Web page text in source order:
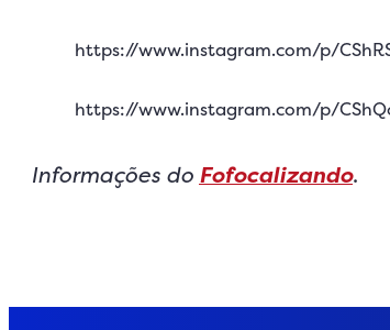
https://www.instagram.com/p/
https://www.instagram.com/p/
Informações do Fofocalizando.